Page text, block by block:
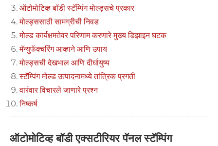
ऑटोमोटिव्ह बॉडी स्टॅम्पिंग मोल्ड्सचे प्रकार
मोल्ड्ससाठी सामग्रीची निवड
मोल्ड कार्यक्षमतेवर परिणाम करणारे मुख्य डिझाइन घटक
मॅन्युफॅक्चरिंग आव्हाने आणि उपाय
मोल्ड्सची देखभाल आणि दीर्घायुष्य
स्टॅम्पिंग मोल्ड उत्पादनामध्ये तांत्रिक प्रगती
वारंवार विचारले जाणारे प्रश्न
निष्कर्ष
ऑटोमोटिव्ह बॉडी एक्सटीरियर पॅनल स्टॅम्पिंग